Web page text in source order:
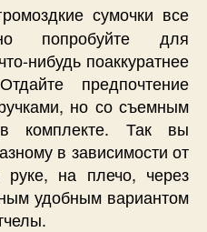
сумочки все
попробуйте для
нибудь поаккуратнее
предпочтение
но со съемным
комплекте. Так вы
в зависимости от
на плечо, через
удобным вариантом